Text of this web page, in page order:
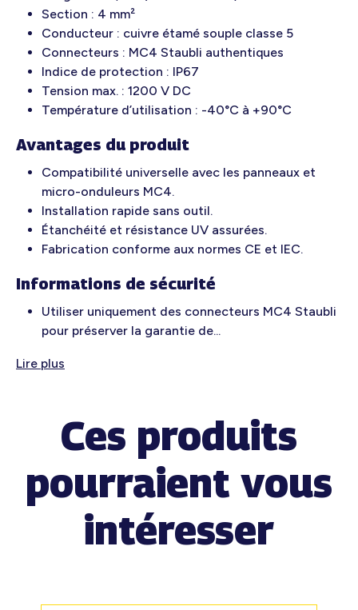
Section : 4 mm²
Conducteur : cuivre étamé souple classe 5
Connecteurs : MC4 Staubli authentiques
Indice de protection : IP67
Tension max. : 1200 V DC
Température d’utilisation : -40°C à +90°C
Avantages du produit
Compatibilité universelle avec les panneaux et
micro-onduleurs MC4.
Installation rapide sans outil.
Étanchéité et résistance UV assurées.
Fabrication conforme aux normes CE et IEC.
Informations de sécurité
Utiliser uniquement des connecteurs MC4 Staubli
pour préserver la garantie de...
Lire plus
Ces produits
pourraient vous
intéresser